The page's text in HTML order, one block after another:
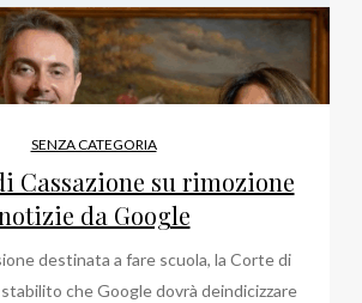
SENZA CATEGORIA
Cassazione su rimozione
da Google
destinata a fare scuola, la Corte di
che Google dovrà deindicizzare